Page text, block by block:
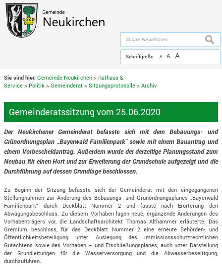
Zum Inhalt,zur Navigation
Schriftgröße A A A
Sie sind hier: Gemeinde Neukirchen > Rathaus &
Service > Politik >Gemeinderat >Sitzungsprotokolle >Archiv
Gemeinderatssitzung vom 25.06.2020
Der Neukirchener Gemeinderat befasste sich mit dem Bebauungs- und
Grünordnungsplan „Bayerwald Familienpark" sowie mit einem Bauantrag und
einem Vorbescheidantrag. Außerdem wurde der derzeitige Planungsstand zum
Neubau für einen Hort und zur Erweiterung der Grundschule aufgezeigt und die
Durchführung auf dessen Grundlage beschlossen.
Zu Beginn der Sitzung befasste sich der Gemeinderat mit den eingegangenen
Stellungnahmen zur Änderung des Bebauungs- und Grünordnungsplanes „Bayerwald
Familienpark" durch Deckblatt Nummer 2 und fasste nach Erörterung den
Abwägungsbeschluss. Zu diesem Vorhaben lagen neue, ergänzende Änderungen des
Vorhabenträgers vor, die Landschaftsarchitekt Thomas Althammer erläuterte. Das
Gremium beschloss, für das Deckblatt Nummer 2 eine erneute Behörden- und
Öffentlichkeitsbeteiligung unter Auslegung des immissionsschutzrechtlichen
Gutachtens sowie des Vorhaben – und Erschließungsplanes, auch unter Darstellung
der Grundleitungen für die Wasserversorgung und die Abwasserbeseitigung,
durchzuführen.